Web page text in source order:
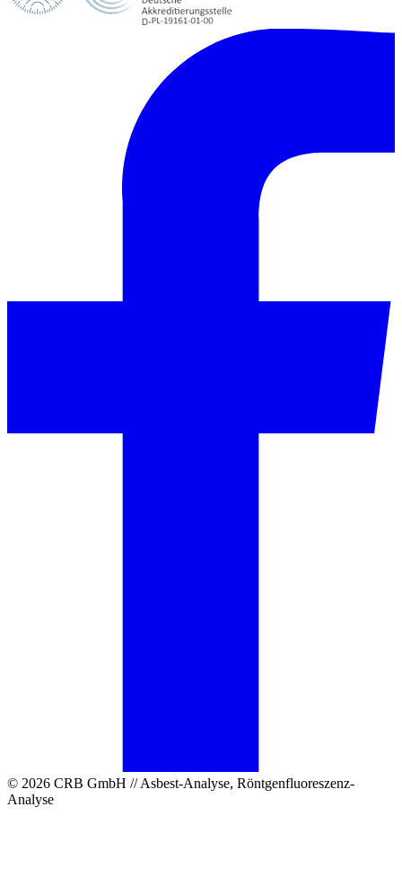
© 2026 CRB GmbH // Asbest-Analyse, Röntgenfluoreszenz-
Analyse